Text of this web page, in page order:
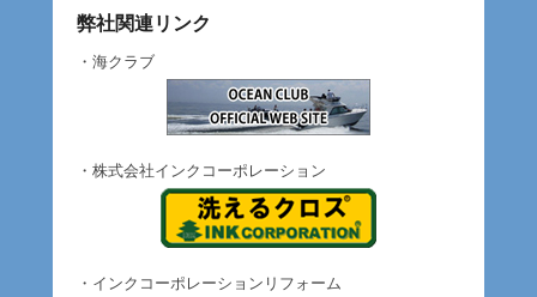
弊社関連リンク
・海クラブ
・株式会社インクコーポレーション
・インクコーポレーションリフォーム